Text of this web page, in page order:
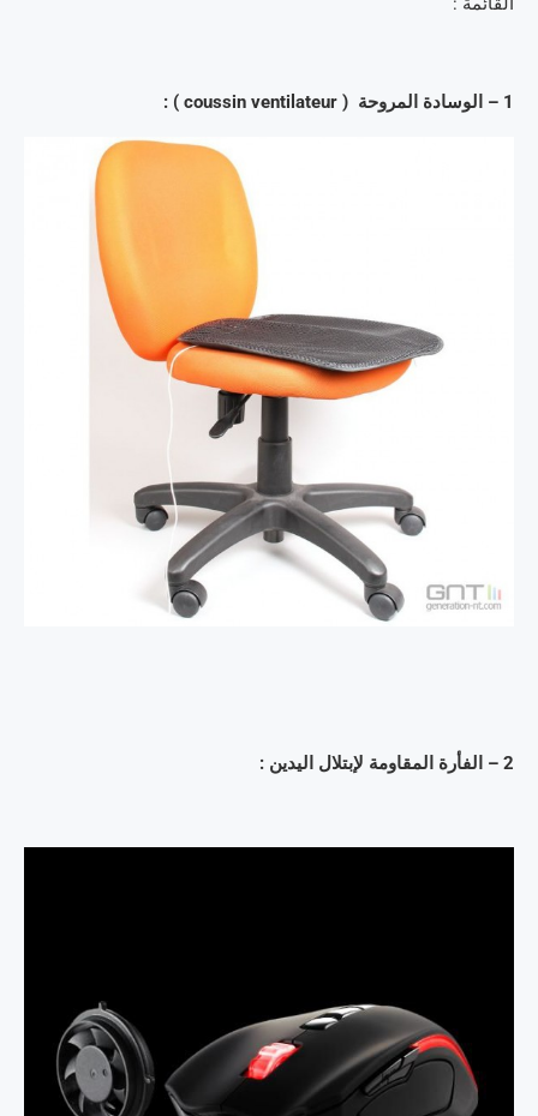
1 – الوسادة المروحة ( coussin ventilateur ) :
2 – الفأرة المقاومة لإبتلال اليدين :